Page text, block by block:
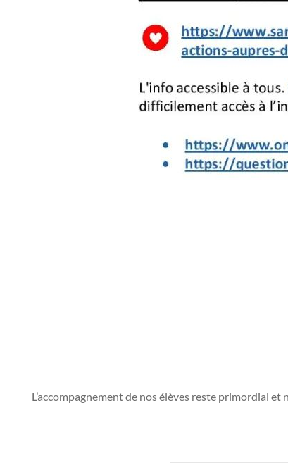
L’accompagnement de nos élèves reste primordial